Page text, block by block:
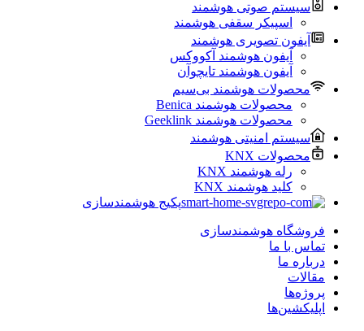
سیستم صوتی هوشمند
اسپیکر سقفی هوشمند
آیفون تصویری هوشمند
آیفون هوشمند آکووکس
آیفون هوشمند تایچوآن
محصولات هوشمند بی‌سیم
محصولات هوشمند Benica
محصولات هوشمند Geeklink
سیستم امنیتی هوشمند
محصولات KNX
رله هوشمند KNX
کلید هوشمند KNX
پکیج هوشمندسازی
فروشگاه هوشمندسازی
تماس با ما
درباره ما
مقالات
پروژه‌ها
اپلیکشین‌ها